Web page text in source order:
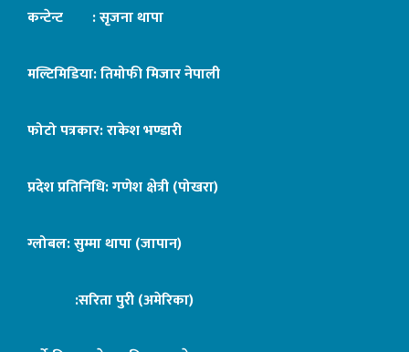
कन्टेन्ट : सृजना थापा
मल्टिमिडिया: तिमोफी मिजार नेपाली
फोटो पत्रकार: राकेश भण्डारी
प्रदेश प्रतिनिधि: गणेश क्षेत्री (पोखरा)
ग्लोबल: सुम्मा थापा (जापान)
:सरिता पुरी (अमेरिका)